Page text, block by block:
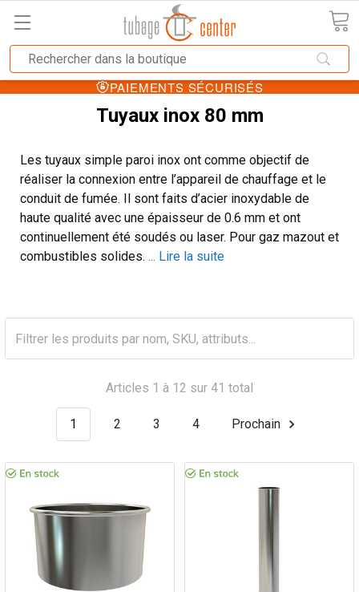
PAIEMENTS SÉCURISÉS
Tuyaux inox 80 mm
Les tuyaux simple paroi inox ont comme objectif de
réaliser la connexion entre l’appareil de chauffage et le
conduit de fumée. Il sont faits d’acier inoxydable de
haute qualité avec une épaisseur de 0.6 mm et ont
continuellement été soudés ou laser. Pour gaz mazout et
combustibles solides. ... Lire la suite
Articles 1 à 12 sur 41 total
1 2 3 4 Prochain